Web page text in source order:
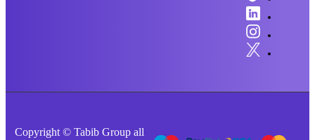
Copyright © Tabib Group all